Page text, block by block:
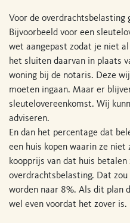
Voor de overdrachtsbelasting
Bijvoorbeeld voor een
wet aangepast zodat je niet
het sluiten daarvan in plaats
woning bij de notaris. Deze
moeten ingaan. Maar er
sleutelovereenkomst. Wij
adviseren.
En dan het percentage dat
een huis kopen waarin ze niet
koopprijs van dat huis betalen
overdrachtsbelasting. Dat
worden naar 8%. Als dit plan
wel even voordat het zover is.